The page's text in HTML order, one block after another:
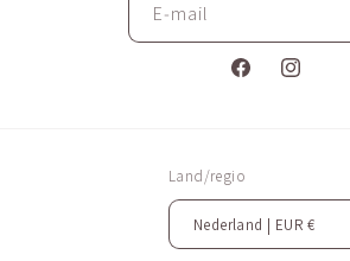
E‑mail
FacebookInstagram
Land/regio
Nederland | EUR €